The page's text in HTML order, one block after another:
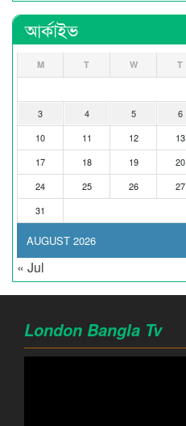
আর্কাইভ
AUGUST 2026
M T W T
3
4 5 6
10
11 12 13
17
18 19 20
24
25 26 27
31
« Jul
London Bangla Tv